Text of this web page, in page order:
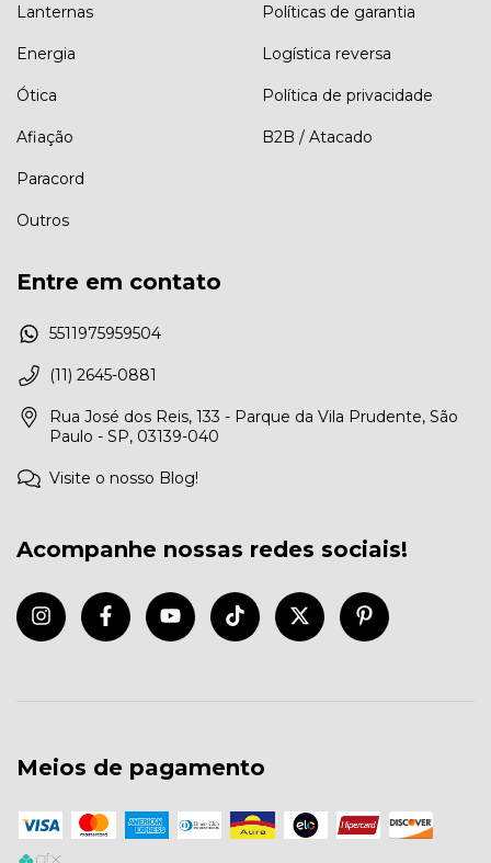
Lanternas
Energia
Ótica
Afiação
Paracord
Outros
Políticas de garantia
Logística reversa
Política de privacidade
B2B / Atacado
Entre em contato
5511975959504
(11) 2645-0881
Rua José dos Reis, 133 - Parque da Vila Prudente, São
Paulo - SP, 03139-040
Visite o nosso Blog!
Acompanhe nossas redes sociais!
Meios de pagamento